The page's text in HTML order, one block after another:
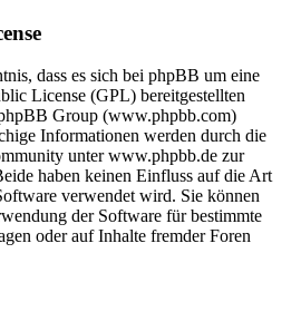
dass es sich bei phpBB um eine
License (GPL) bereitgestellten
Group (www.phpbb.com)
Informationen werden durch die
unter www.phpbb.de zur
haben keinen Einfluss auf die Art
verwendet wird. Sie können
der Software für bestimmte
oder auf Inhalte fremder Foren